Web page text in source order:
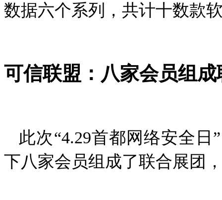
数据六个系列，共计十数款
可信联盟：八家会员组
此次“4.29首都网络安全日
下八家会员组成了联合展团